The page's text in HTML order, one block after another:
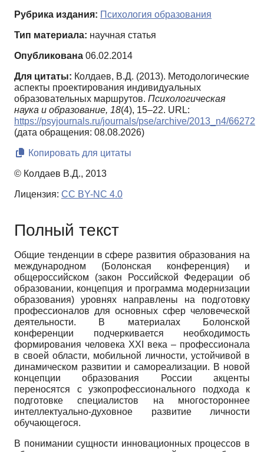
Рубрика издания: Психология образования
Тип материала: научная статья
Опубликована 06.02.2014
Для цитаты: Колдаев, В.Д. (2013). Методологические
аспекты проектирования индивидуальных
образовательных маршрутов. Психологическая
наука и образование, 18(4), 15–22. URL:
https://psyjournals.ru/journals/pse/archive/2013_n4/66272
(дата обращения: 08.08.2026)
Копировать для цитаты
© Колдаев В.Д., 2013
Лицензия: CC BY-NC 4.0
Полный текст
Общие тенденции в сфере развития образования на
международном (Болонская конференция) и
общероссийском (закон Российской Федерации об
образовании, концепция и программа модернизации
образования) уровнях направлены на подготовку
профессионалов для основных сфер человеческой
деятельности. В материалах Болонской
конференции подчеркивается необходимость
формирования человека XXI века – профессионала
в своей области, мобильной личности, устойчивой в
динамическом развитии и самореализации. В новой
концепции образования России акценты
переносятся с узкопрофессионального подхода к
подготовке специалистов на многостороннее
интеллектуально-духовное развитие личности
обучающегося.
В понимании сущности инновационных процессов в